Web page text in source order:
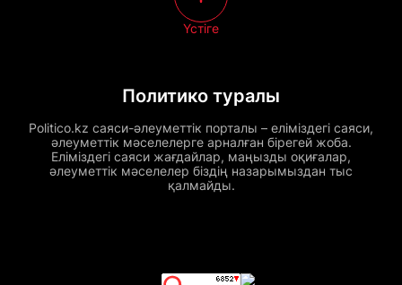
Политико туралы
Politico.kz саяси-әлеуметтік порталы – еліміздегі саяси,
әлеуметтік мәселелерге арналған бірегей жоба.
Еліміздегі саяси жағдайлар, маңызды оқиғалар,
әлеуметтік мәселелер біздің назарымыздан тыс
қалмайды.
Үстіге